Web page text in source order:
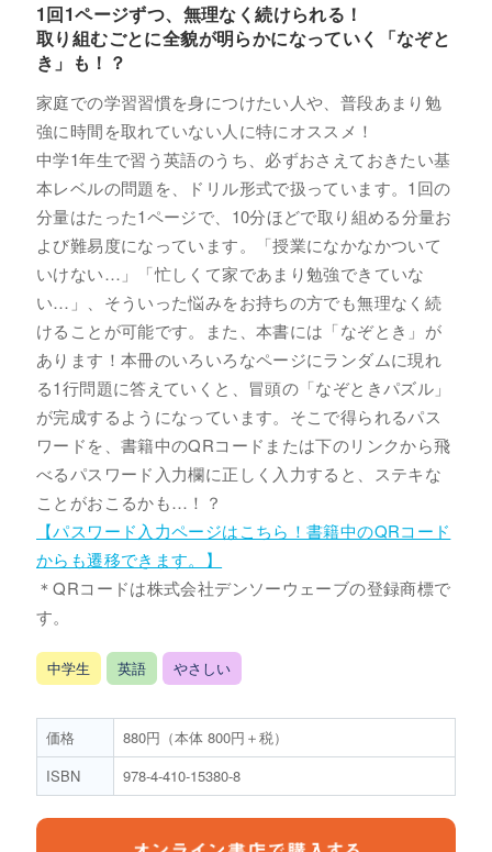
1回1ページずつ、無理なく続けられる！
取り組むごとに全貌が明らかになっていく「なぞと
き」も！？
家庭での学習習慣を身につけたい人や、普段あまり勉
強に時間を取れていない人に特にオススメ！
中学1年生で習う英語のうち、必ずおさえておきたい基
本レベルの問題を、ドリル形式で扱っています。1回の
分量はたった1ページで、10分ほどで取り組める分量お
よび難易度になっています。「授業になかなかついて
いけない…」「忙しくて家であまり勉強できていな
い…」、そういった悩みをお持ちの方でも無理なく続
けることが可能です。また、本書には「なぞとき」が
あります！本冊のいろいろなページにランダムに現れ
る1行問題に答えていくと、冒頭の「なぞときパズル」
が完成するようになっています。そこで得られるパス
ワードを、書籍中のQRコードまたは下のリンクから飛
べるパスワード入力欄に正しく入力すると、ステキな
ことがおこるかも…！？
【パスワード入力ページはこちら！書籍中のQRコード
からも遷移できます。】
＊QRコードは株式会社デンソーウェーブの登録商標で
す。
中学生 英語 やさしい
価格
880円（本体 800円＋税）
ISBN
978-4-410-15380-8